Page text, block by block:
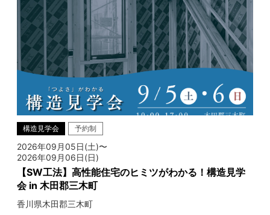
構造見学会 予約制
2026年09月05日(土)〜
2026年09月06日(日)
【SW工法】高性能住宅のヒミツがわかる！構造見学
会 in 木田郡三木町
香川県木田郡三木町